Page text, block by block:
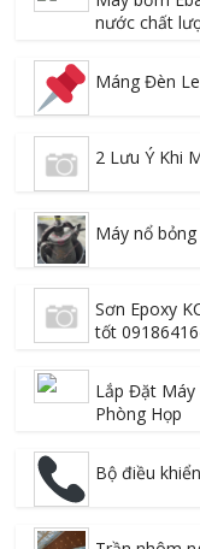
nước chất
Máng Đèn
2 Lưu Ý Khi
Máy nổ
Sơn Epoxy
tốt
Lắp Đặt Máy
Phòng Họp
Bộ điều